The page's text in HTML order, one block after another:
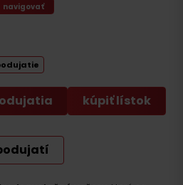
navigovať
kúpiť lístok